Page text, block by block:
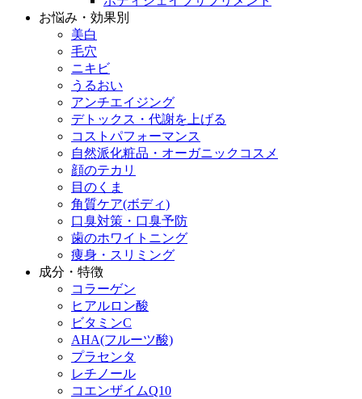
お悩み・効果別
美白
毛穴
ニキビ
うるおい
アンチエイジング
デトックス・代謝を上げる
コストパフォーマンス
自然派化粧品・オーガニックコスメ
顔のテカリ
目のくま
角質ケア(ボディ)
口臭対策・口臭予防
歯のホワイトニング
痩身・スリミング
成分・特徴
コラーゲン
ヒアルロン酸
ビタミンC
AHA(フルーツ酸)
プラセンタ
レチノール
コエンザイムQ10